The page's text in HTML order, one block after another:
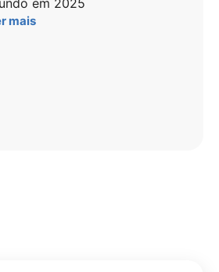
em 2025
mais